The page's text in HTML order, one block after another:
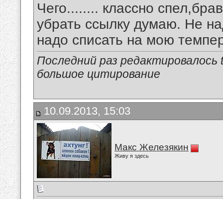
Чего........ классно
убрать ссылку думаю. Не
надо списать на мою
Последний раз
большое цитирование
10.09.2013, 15:03
Макс Железякин
Живу я здесь